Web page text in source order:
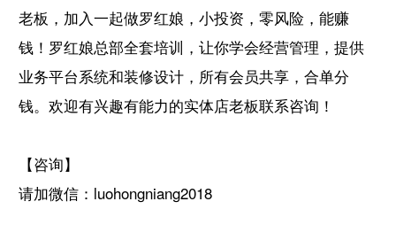
老板，加入一起做罗红娘，小投资，零风险，能赚
钱！罗红娘总部全套培训，让你学会经营管理，提供
业务平台系统和装修设计，所有会员共享，合单分
钱。欢迎有兴趣有能力的实体店老板联系咨询！
【咨询】
请加微信：luohongniang2018